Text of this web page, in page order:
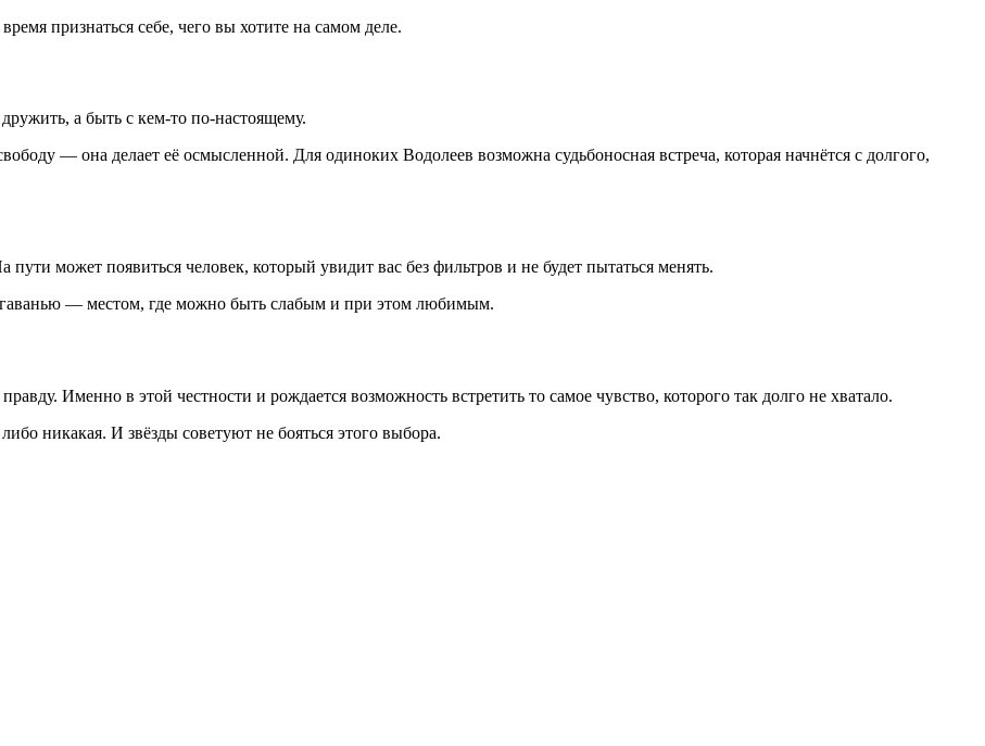
признаться себе, чего вы хотите на самом деле.
а быть с кем-то по-настоящему.
— она делает её осмысленной. Для одиноких Водолеев возможна судьбоносная встреча, которая начнётся с долгого,
может появиться человек, который увидит вас без фильтров и не будет пытаться менять.
— местом, где можно быть слабым и при этом любимым.
Именно в этой честности и рождается возможность встретить то самое чувство, которого так долго не хватало.
никакая. И звёзды советуют не бояться этого выбора.